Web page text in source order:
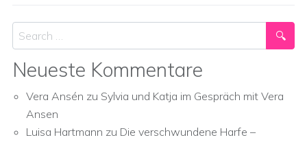
Search
Neueste Kommentare
Vera Ansén zu Sylvia und Katja im Gespräch mit Vera
Ansen
Luisa Hartmann zu Die verschwundene Harfe –